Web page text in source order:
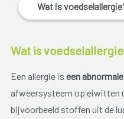
Wat is
Wat is
Een allergie is een
afweersysteem op eiwitten
bijvoorbeeld stoffen uit de